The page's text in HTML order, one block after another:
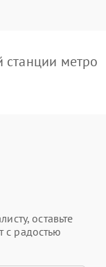
метро
оставьте
с радостью